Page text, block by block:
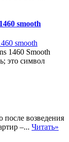
smooth
1460 Smooth
это символ
после возведения
–... Читать»